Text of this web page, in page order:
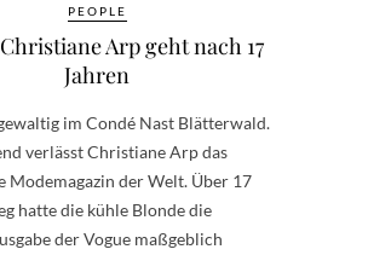
PEOPLE
Arp geht nach 17
Jahren
im Condé Nast Blätterwald.
verlässt Christiane Arp das
Modemagazin der Welt. Über 17
hatte die kühle Blonde die
der Vogue maßgeblich